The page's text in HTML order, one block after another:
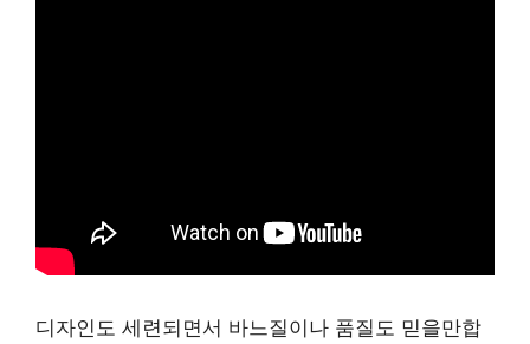
디자인도 세련되면서 바느질이나 품질도 믿을만합